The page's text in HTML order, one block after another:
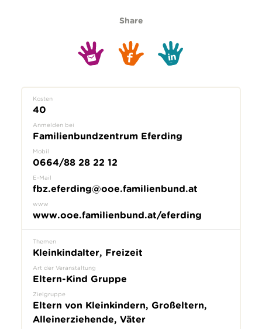
Share
Kosten
40
Anmelden bei
Familienbundzentrum Eferding
Mobil
0664/88 28 22 12
E-Mail
fbz.eferding@ooe.familienbund.at
www
www.ooe.familienbund.at/eferding
Themen
Kleinkindalter, Freizeit
Art der Veranstaltung
Eltern-Kind Gruppe
Zielgruppe
Eltern von Kleinkindern, Großeltern,
Alleinerziehende, Väter